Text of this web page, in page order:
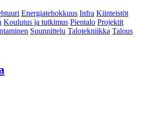
Energiatehokkuus Infra Kiinteistöt
Koulutus ja tutkimus Pientalo Projektit
Suunnittelu Talotekniikka Talous